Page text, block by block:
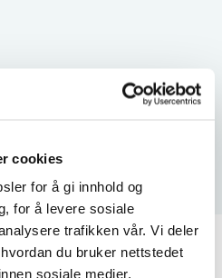
cookies
for å gi innhold og
for å levere sosiale
trafikken vår. Vi deler
du bruker nettstedet
sosiale medier,